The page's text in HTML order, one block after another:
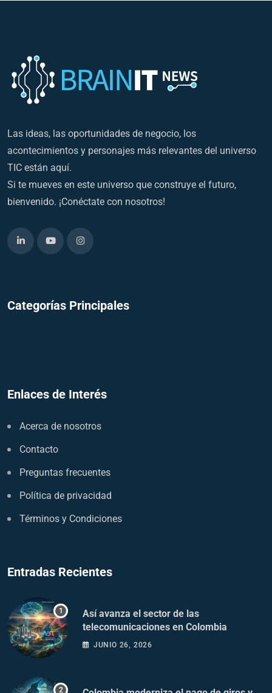
Las ideas, las oportunidades de negocio, los
acontecimientos y personajes más relevantes del universo
TIC están aquí.
Si te mueves en este universo que construye el futuro,
bienvenido. ¡Conéctate con nosotros!
Categorías Principales
Enlaces de Interés
Acerca de nosotros
Contacto
Preguntas frecuentes
Política de privacidad
Términos y Condiciones
Entradas Recientes
Así avanza el sector de las
telecomunicaciones en Colombia
JUNIO 26, 2026